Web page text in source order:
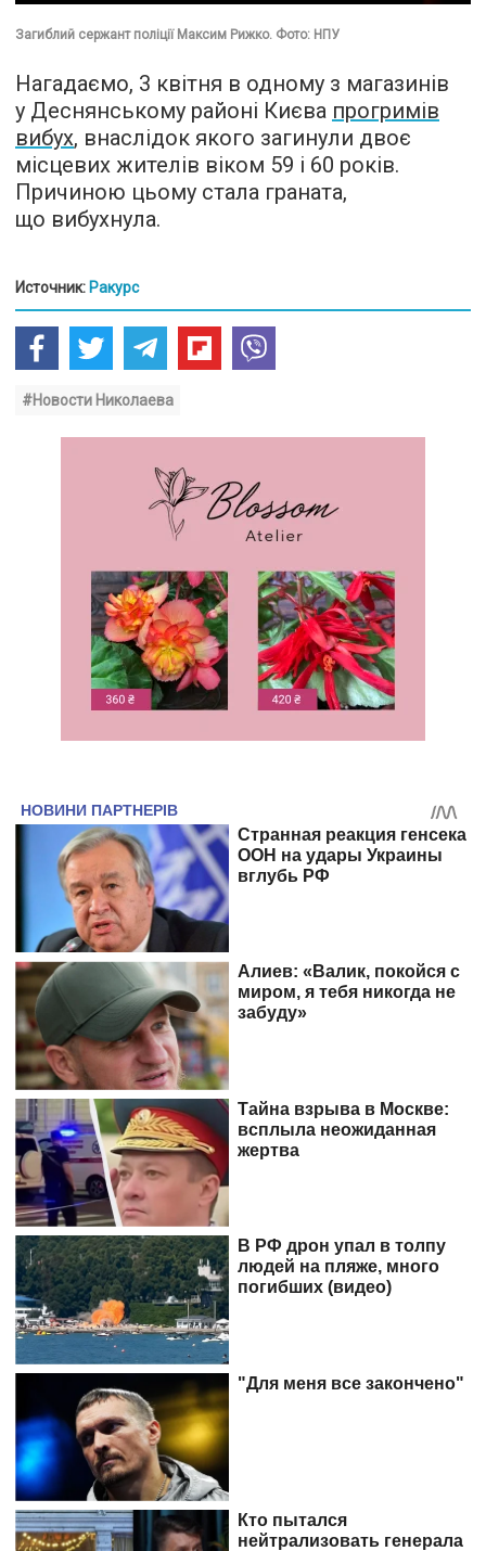
Загиблий сержант поліції Максим Рижко. Фото: НПУ
Нагадаємо, 3 квітня в одному з магазинів
у Деснянському районі Києва прогримів
вибух, внаслідок якого загинули двоє
місцевих жителів віком 59 і 60 років.
Причиною цьому стала граната,
що вибухнула.
Источник: Ракурс
#Новости Николаева